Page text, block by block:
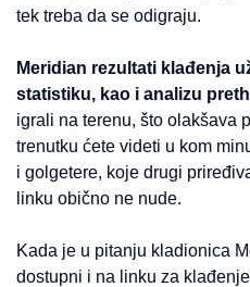
tek treba da se odigraju.
Meridian rezultati klađenja
statistiku, kao i analizu
igrali na terenu, što olakšava
trenutku ćete videti u kom
i golgetere, koje drugi
linku obično ne nude.
Kada je u pitanju kladionica
dostupni i na linku za